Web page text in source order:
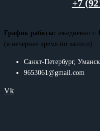
+7
График работы: ежедневно с
(в вечернее время по записи)
Санкт-Петербург,
9653061@gmail.com
Vk